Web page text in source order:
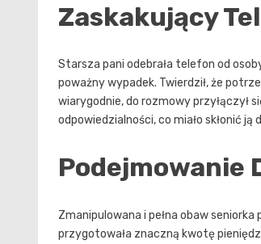
Zaskakujący
Starsza pani odebrała telefon od
poważny wypadek. Twierdził, że
wiarygodnie, do rozmowy przyłączył
odpowiedzialności, co miało skłonić ją
Podejmowanie
Zmanipulowana i pełna obaw
przygotowała znaczną kwotę